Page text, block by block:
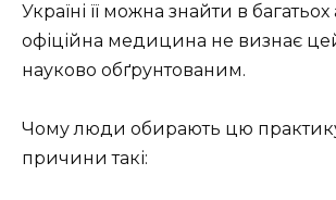
Україні її можна знайти в багатьох
офіційна медицина не визнає
науково обґрунтованим.
Чому люди обирають цю
причини такі: